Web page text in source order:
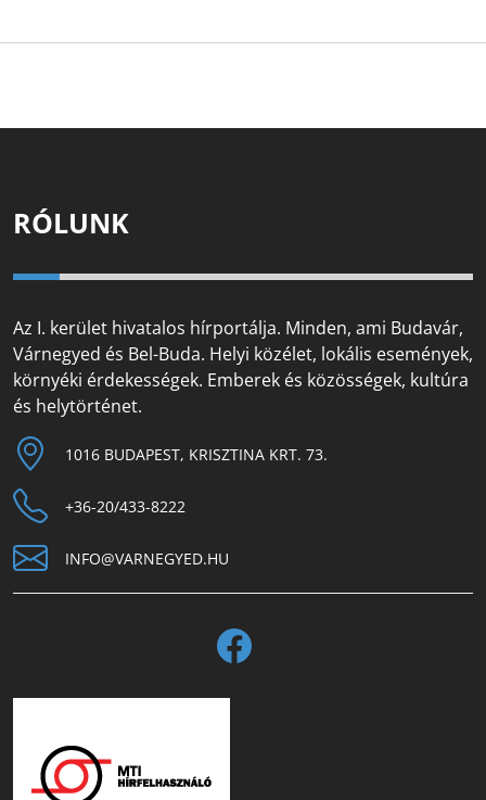
RÓLUNK
Az I. kerület hivatalos hírportálja. Minden, ami Budavár,
Várnegyed és Bel-Buda. Helyi közélet, lokális események,
környéki érdekességek. Emberek és közösségek, kultúra
és helytörténet.
1016 BUDAPEST, KRISZTINA KRT. 73.
+36-20/433-8222
INFO@VARNEGYED.HU